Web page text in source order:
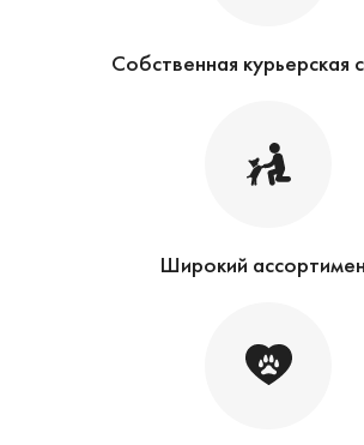
Собственная курьерская
Широкий